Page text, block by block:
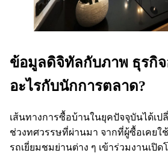
ข้อมูลดิจิทัลกับภาพ ธุรกิจ
อะไรกับนักการตลาด?
เส้นทางการซื้อบ้านในยุคปัจจุบันได้เป
ช่วงทศวรรษที่ผ่านมา จากที่ผู้ซื้อเคยใ
รถเยี่ยมชมย่านต่าง ๆ เข้าร่วมงานเปิ